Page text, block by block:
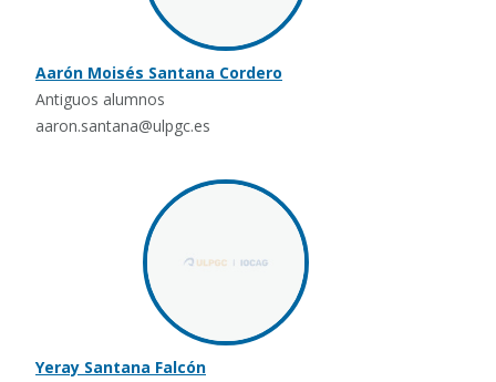
Aarón Moisés Santana Cordero
Antiguos alumnos
aaron.santana@ulpgc.es
Yeray Santana Falcón